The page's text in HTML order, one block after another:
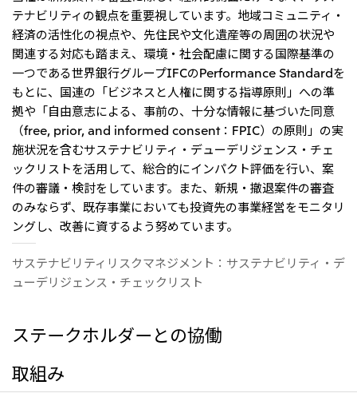
テナビリティの観点を重要視しています。地域コミュニティ・
経済の活性化の視点や、先住民や文化遺産等の周囲の状況や
関連する対応も踏まえ、環境・社会配慮に関する国際基準の
一つである世界銀行グループIFCのPerformance Standardを
もとに、国連の「ビジネスと人権に関する指導原則」への準
拠や「自由意志による、事前の、十分な情報に基づいた同意
（free, prior, and informed consent：FPIC）の原則」の実
施状況を含むサステナビリティ・デューデリジェンス・チェ
ックリストを活用して、総合的にインパクト評価を行い、案
件の審議・検討をしています。また、新規・撤退案件の審査
のみならず、既存事業においても投資先の事業経営をモニタリ
ングし、改善に資するよう努めています。
サステナビリティリスクマネジメント：サステナビリティ・デ
ューデリジェンス・チェックリスト
ステークホルダーとの協働
取組み